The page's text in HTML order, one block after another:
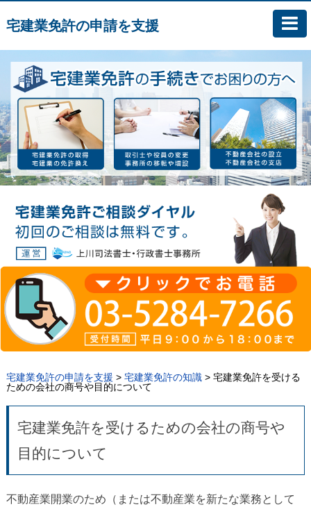
宅建業免許の申請を支援
宅建業免許の申請を支援 > 宅建業免許の知識> 宅建業免許を受ける
ための会社の商号や目的について
宅建業免許を受けるための会社の商号や
目的について
不動産業開業のため（または不動産業を新たな業務として